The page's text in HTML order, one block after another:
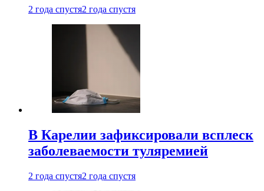
2 года спустя2 года спустя
В Карелии зафиксировали всплеск
заболеваемости туляремией
2 года спустя2 года спустя